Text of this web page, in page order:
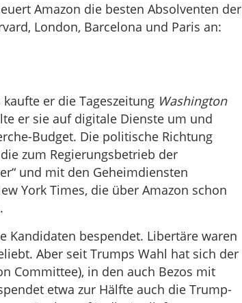
Amazon die besten Absolventen der
London, Barcelona und Paris an:
er die Tageszeitung Washington
er sie auf digitale Dienste um und
Budget. Die politische Richtung
zum Regierungsbetrieb der
und mit den Geheimdiensten
York Times, die über Amazon schon
Kandidaten bespendet. Libertäre waren
Aber seit Trumps Wahl hat sich der
Committee), in den auch Bezos mit
etwa zur Hälfte auch die Trump-